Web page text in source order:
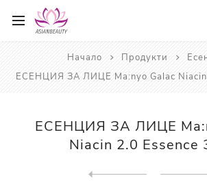
Начало Продукти
ЕСЕНЦИЯ ЗА ЛИЦЕ Ma:nyo Galac Niacin
ЕСЕНЦИЯ ЗА ЛИЦЕ
Niacin 2.0 Essence